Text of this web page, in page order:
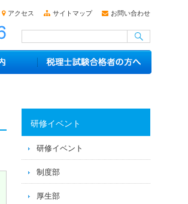
アクセス サイトマップ お問い合わせ
研修イベント
研修イベント
制度部
厚生部